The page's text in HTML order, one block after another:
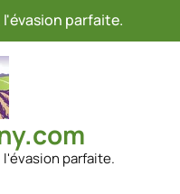
l'évasion parfaite.
l'évasion parfaite.